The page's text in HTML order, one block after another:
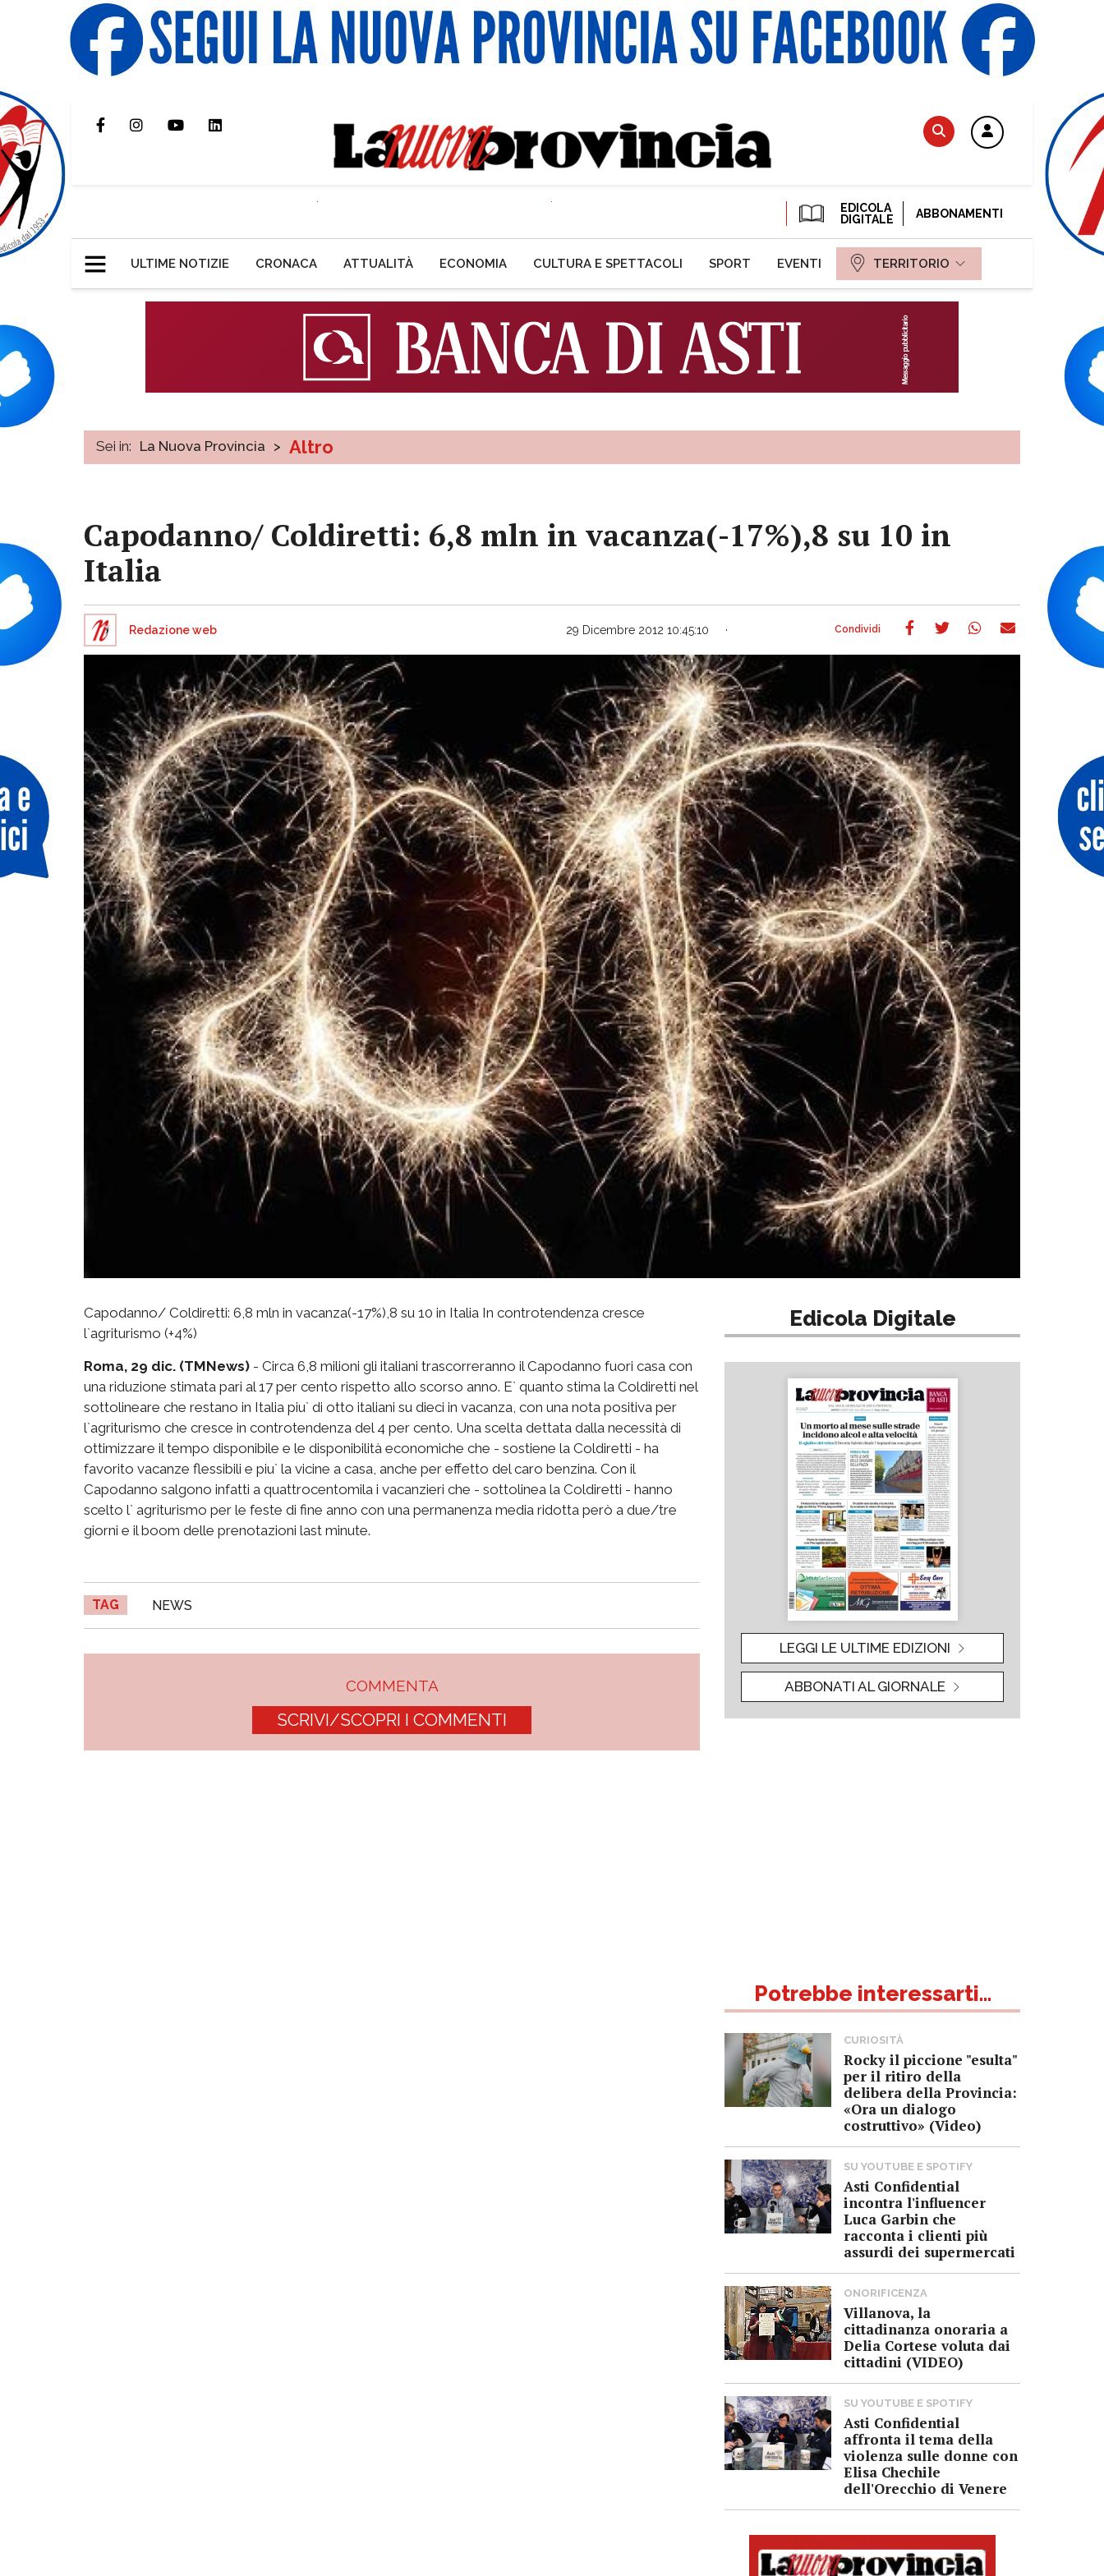
EDICOLA
DIGITALE
ABBONAMENTI
ULTIME NOTIZIE CRONACA ATTUALITÀ ECONOMIA CULTURA E SPETTACOLI SPORT EVENTI TERRITORIO
Sei in: La Nuova Provincia > Altro
Capodanno/ Coldiretti: 6,8 mln in vacanza(-17%),8 su 10 in
Italia
Redazione web 29 Dicembre 2012 10:45:10
Capodanno/ Coldiretti: 6,8 mln in vacanza(-17%),8 su 10 in Italia In controtendenza cresce
l`agriturismo (+4%)
Roma, 29 dic. (TMNews) - Circa 6,8 milioni gli italiani trascorreranno il Capodanno fuori casa con
una riduzione stimata pari al 17 per cento rispetto allo scorso anno. E` quanto stima la Coldiretti nel
sottolineare che restano in Italia piu` di otto italiani su dieci in vacanza, con una nota positiva per
l`agriturismo che cresce in controtendenza del 4 per cento. Una scelta dettata dalla necessità di
ottimizzare il tempo disponibile e le disponibilità economiche che - sostiene la Coldiretti - ha
favorito vacanze flessibili e piu` la vicine a casa, anche per effetto del caro benzina. Con il
Capodanno salgono infatti a quattrocentomila i vacanzieri che - sottolinea la Coldiretti - hanno
scelto l` agriturismo per le feste di fine anno con una permanenza media ridotta però a due/tre
giorni e il boom delle prenotazioni last minute.
TAG NEWS
COMMENTA
SCRIVI/SCOPRI I COMMENTI
Edicola Digitale
LEGGI LE ULTIME EDIZIONI
ABBONATI AL GIORNALE
Potrebbe interessarti...
CURIOSITÀ
Rocky il piccione "esulta"
per il ritiro della
delibera della Provincia:
«Ora un dialogo
costruttivo» (Video)
SU YOUTUBE E SPOTIFY
Asti Confidential
incontra l'influencer
Luca Garbin che
racconta i clienti più
assurdi dei supermercati
ONORIFICENZA
Villanova, la
cittadinanza onoraria a
Delia Cortese voluta dai
cittadini (VIDEO)
SU YOUTUBE E SPOTIFY
Asti Confidential
affronta il tema della
violenza sulle donne con
Elisa Chechile
dell'Orecchio di Venere